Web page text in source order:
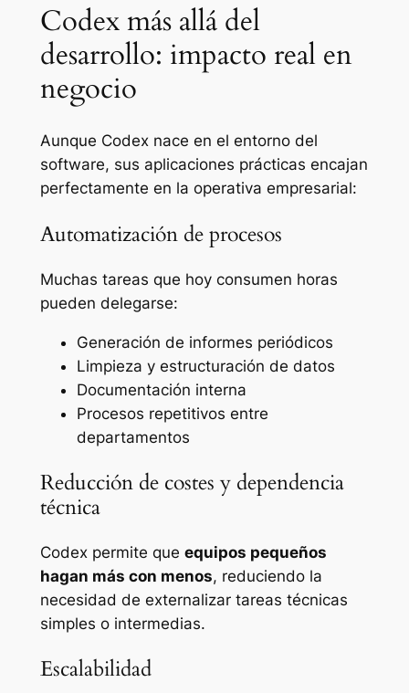
Codex más allá del
desarrollo: impacto real en
negocio
Aunque Codex nace en el entorno del
software, sus aplicaciones prácticas encajan
perfectamente en la operativa empresarial:
Automatización de procesos
Muchas tareas que hoy consumen horas
pueden delegarse:
Generación de informes periódicos
Limpieza y estructuración de datos
Documentación interna
Procesos repetitivos entre
departamentos
Reducción de costes y dependencia
técnica
Codex permite que equipos pequeños
hagan más con menos, reduciendo la
necesidad de externalizar tareas técnicas
simples o intermedias.
Escalabilidad